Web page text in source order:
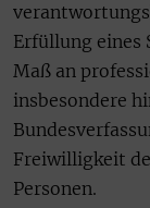
Erfüllung eines
Maß an
insbesondere
Freiwilligkeit
Personen.